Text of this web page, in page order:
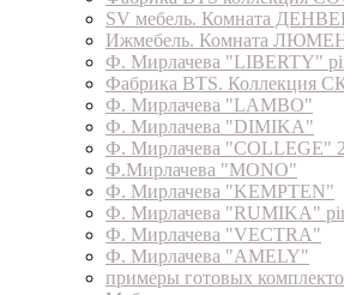
SV мебель. Комната
Ижмебель. Комната
Ф. Мирлачева "LIBERTY"
Фабрика BTS. Коллекция
Ф. Мирлачева "LAMBO"
Ф. Мирлачева "DIMIKA"
Ф. Мирлачева "COLLEGE"
Ф.Мирлачева "MONO"
Ф. Мирлачева "KEMPTEN"
Ф. Мирлачева "RUMIKA"
Ф. Мирлачева "VECTRA"
Ф. Мирлачева "AMELY"
примеры готовых